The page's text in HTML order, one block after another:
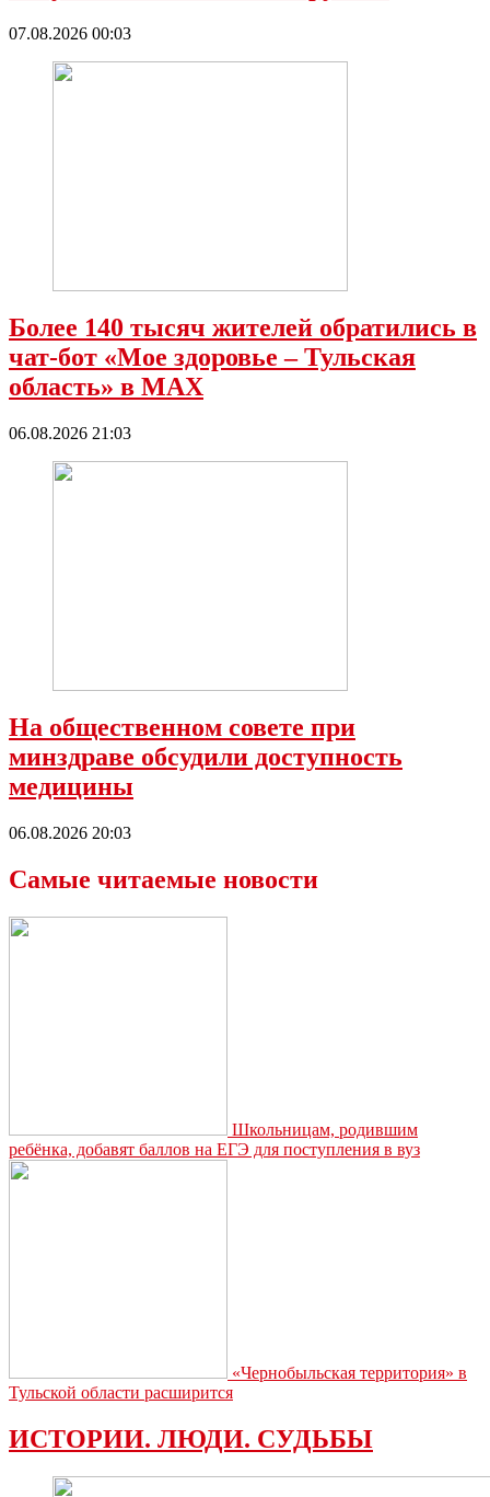
07.08.2026 00:03
Более 140 тысяч жителей обратились в
чат-бот «Мое здоровье – Тульская
область» в МАХ
06.08.2026 21:03
На общественном совете при
минздраве обсудили доступность
медицины
06.08.2026 20:03
Самые читаемые новости
Школьницам, родившим
ребёнка, добавят баллов на ЕГЭ для поступления в вуз
«Чернобыльская территория» в
Тульской области расширится
ИСТОРИИ. ЛЮДИ. СУДЬБЫ